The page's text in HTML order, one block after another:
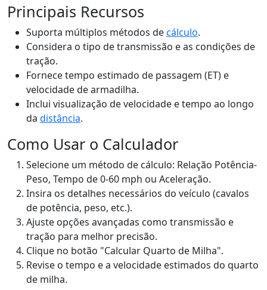
Principais Recursos
Suporta múltiplos métodos decálculo.
Considera o tipo de transmissão e as condições de
tração.
Fornece tempo estimado de passagem (ET) e
velocidade de armadilha.
Inclui visualização de velocidade e tempo ao longo
da distância.
Como Usar o Calculador
Selecione um método de cálculo: Relação Potência-
Peso, Tempo de 0-60 mph ou Aceleração.
Insira os detalhes necessários do veículo (cavalos
de potência, peso, etc.).
Ajuste opções avançadas como transmissão e
tração para melhor precisão.
Clique no botão "Calcular Quarto de Milha".
Revise o tempo e a velocidade estimados do quarto
de milha.